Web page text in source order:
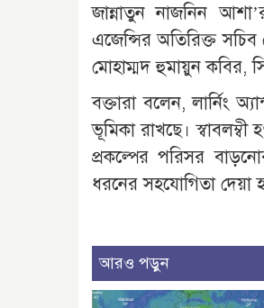
জান্নাতুন নাজনিন
এজেন্সির অতিরিক্ত
মোহাম্মদ হুমায়ুন কবির,
বক্তারা বলেন, লার্নিং
ভূমিকা রাখছে।
প্রকল্পের পরিসর
ধরনের সহযোগিতা দেয়া
আরও পড়ুন